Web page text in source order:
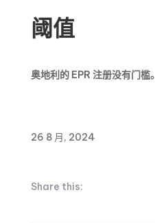
阈值
奥地利的 EPR 注册没有门槛。
26 8 月, 2024
Share this: